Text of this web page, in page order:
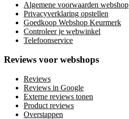
Algemene voorwaarden webshop
Privacyverklaring opstellen
Goedkoop Webshop Keurmerk
Controleer je webwinkel
Telefoonservice
Reviews voor webshops
Reviews
Reviews in Google
Externe reviews tonen
Product reviews
Overstappen